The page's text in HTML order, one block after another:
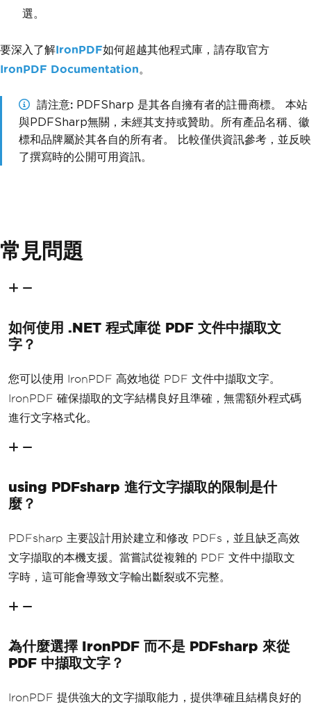
選。
要深入了解IronPDF如何超越其他程式庫，請存取官方
IronPDF Documentation。
請注意 PDFSharp 是其各自擁有者的註冊商標。 本站
與PDFSharp無關，未經其支持或贊助。所有產品名稱、徽
標和品牌屬於其各自的所有者。 比較僅供資訊參考，並反映
了撰寫時的公開可用資訊。
常見問題
如何使用 .NET 程式庫從 PDF 文件中擷取文
字？
您可以使用 IronPDF 高效地從 PDF 文件中擷取文字。
IronPDF 確保擷取的文字結構良好且準確，無需額外程式碼
進行文字格式化。
using PDFsharp 進行文字擷取的限制是什
麼？
PDFsharp 主要設計用於建立和修改 PDFs，並且缺乏高效
文字擷取的本機支援。當嘗試從複雜的 PDF 文件中擷取文
字時，這可能會導致文字輸出斷裂或不完整。
為什麼選擇 IronPDF 而不是 PDFsharp 來從
PDF 中擷取文字？
IronPDF 提供強大的文字擷取能力，提供準確且結構良好的